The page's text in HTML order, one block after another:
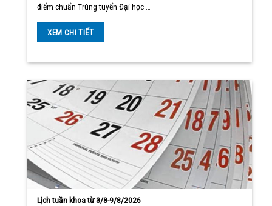
điểm chuẩn Trúng tuyển Đại học …
XEM CHI TIẾT
Lịch tuần khoa từ 3/8-9/8/2026